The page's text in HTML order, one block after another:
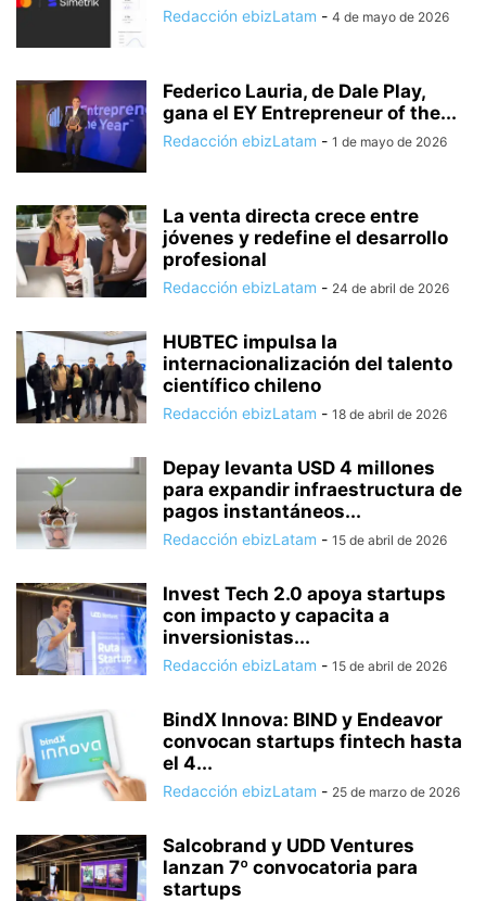
Redacción ebizLatam - 4 de mayo de 2026
Federico Lauria, de Dale Play,
gana el EY Entrepreneur of the...
Redacción ebizLatam - 1 de mayo de 2026
La venta directa crece entre
jóvenes y redefine el desarrollo
profesional
Redacción ebizLatam - 24 de abril de 2026
HUBTEC impulsa la
internacionalización del talento
científico chileno
Redacción ebizLatam - 18 de abril de 2026
Depay levanta USD 4 millones
para expandir infraestructura de
pagos instantáneos...
Redacción ebizLatam - 15 de abril de 2026
Invest Tech 2.0 apoya startups
con impacto y capacita a
inversionistas...
Redacción ebizLatam - 15 de abril de 2026
BindX Innova: BIND y Endeavor
convocan startups fintech hasta
el 4...
Redacción ebizLatam - 25 de marzo de 2026
Salcobrand y UDD Ventures
lanzan 7º convocatoria para
startups